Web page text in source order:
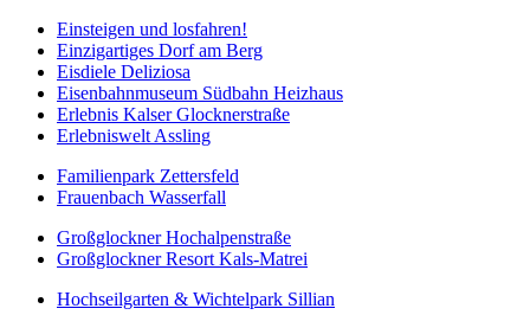
Einsteigen und losfahren!
Einzigartiges Dorf am Berg
Eisdiele Deliziosa
Eisenbahnmuseum Südbahn Heizhaus
Erlebnis Kalser Glocknerstraße
Erlebniswelt Assling
Familienpark Zettersfeld
Frauenbach Wasserfall
Großglockner Hochalpenstraße
Großglockner Resort Kals-Matrei
Hochseilgarten & Wichtelpark Sillian